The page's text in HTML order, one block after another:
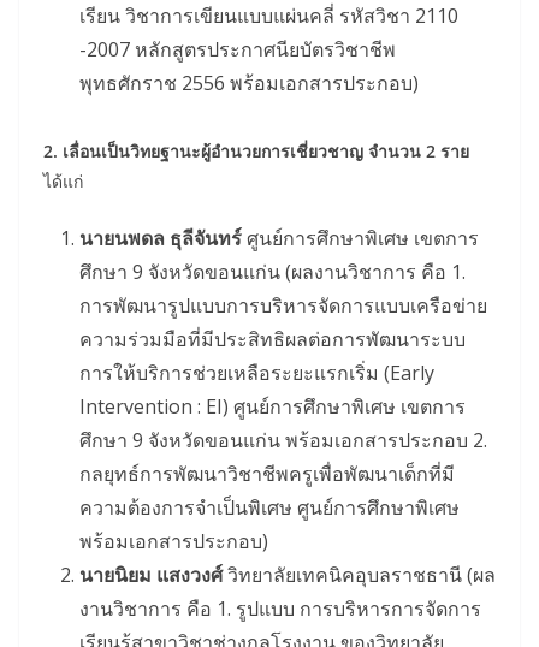
เรียน วิชาการเขียนแบบแผ่นคลี่ รหัสวิชา 2110
-2007 หลักสูตรประกาศนียบัตรวิชาชีพ
พุทธศักราช 2556 พร้อมเอกสารประกอบ)
2. เลื่อนเป็นวิทยฐานะผู้อำนวยการเชี่ยวชาญ จำนวน 2 ราย
ได้แก่
นายนพดล ธุลีจันทร์ศูนย์การศึกษาพิเศษ เขตการ
ศึกษา 9 จังหวัดขอนแก่น (ผลงานวิชาการ คือ 1.
การพัฒนารูปแบบการบริหารจัดการแบบเครือข่าย
ความร่วมมือที่มีประสิทธิผลต่อการพัฒนาระบบ
การให้บริการช่วยเหลือระยะแรกเริ่ม (Early
Intervention : EI) ศูนย์การศึกษาพิเศษ เขตการ
ศึกษา 9 จังหวัดขอนแก่น พร้อมเอกสารประกอบ 2.
กลยุทธ์การพัฒนาวิชาชีพครูเพื่อพัฒนาเด็กที่มี
ความต้องการจำเป็นพิเศษ ศูนย์การศึกษาพิเศษ
พร้อมเอกสารประกอบ)
นายนิยม แสงวงศ์วิทยาลัยเทคนิคอุบลราชธานี (ผล
งานวิชาการ คือ 1. รูปแบบ การบริหารการจัดการ